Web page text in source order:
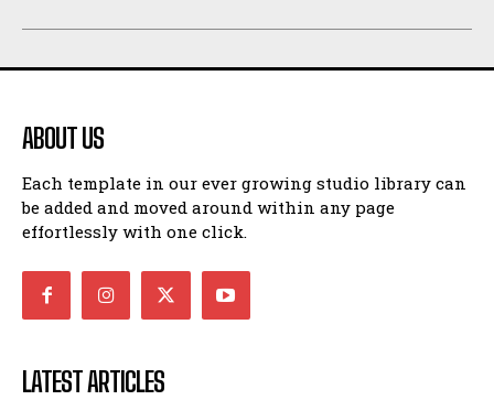
ABOUT US
Each template in our ever growing studio library can
be added and moved around within any page
effortlessly with one click.
LATEST ARTICLES